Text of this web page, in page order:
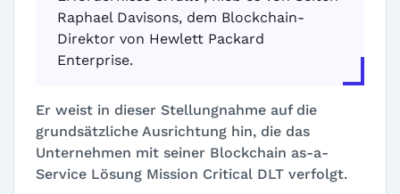
Raphael Davisons, dem Blockchain-
Direktor von Hewlett Packard
Enterprise.
Er weist in dieser Stellungnahme auf die
grundsätzliche Ausrichtung hin, die das
Unternehmen mit seiner Blockchain as-a-
Service Lösung Mission Critical DLT verfolgt.